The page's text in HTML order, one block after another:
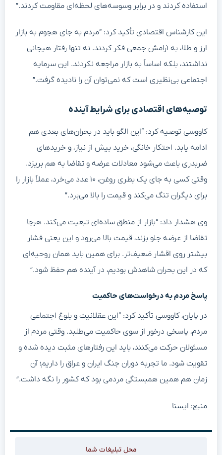
استفاده کردند و در برابر وسوسه‌های لحظه‌ای مقاومت کردند.”
این کارشناس اقتصادی تأکید کرد: “مردم به جای هجوم به بازار
ارز و طلا، به آرامش جمعی فکر کردند. نه تنها رفتار هیجانی
نداشتند، بلکه اساساً به بازار مراجعه نکردند. این سرمایه
اجتماعی بی‌نظیری است که نمی‌توان آن را نادیده گرفت.”
توصیه‌های اقتصادی برای شرایط آینده
کاووسی توصیه کرد: “این الگو باید در بحران‌های بعدی هم
ادامه یابد. احتکار خانگی، خرید بیش از نیاز، و خریدهای
ضربدری باعث می‌شود معادلات عرضه و تقاضا به هم بریزد.
وقتی کسی به جای یک بطری روغن، ۱۰ عدد می‌خرد، عملاً بازار را
برای دیگران تنگ می‌کند و قیمت را بالا می‌برد.”
وی هشدار داد: “بازار از منطق ساده‌ای تبعیت می‌کند. هرجا
تقاضا از عرضه جلو بزند، قیمت بالا می‌رود و این یعنی فشار
بیشتر روی اقشار ضعیف‌تر. برای همین باید همان روحیه‌ای
که در این بحران شاهدش بودیم، در آینده هم حفظ شود.”
پاسخ مردم به درخواست‌های حاکمیت
در پایان، کاووسی تأکید کرد: “این عقلانیت و بلوغ اجتماعی
مردم، پاسخی درخور از سوی حاکمیت می‌طلبد. وقتی مردم از
مسئولان حرکت می‌کنند، باید این رفتارهای مثبت دیده شده و
تقویت شود. ما تجربه دوران جنگ ایران و عراق را داریم؛ آن
زمان هم همین همبستگی مردمی بود که کشور را نگه داشت.”
منبع: ایسنا
محل تبلیغات شما